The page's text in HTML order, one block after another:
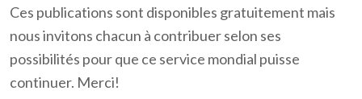
Ces publications sont disponibles gratuitement mais
nous invitons chacun à contribuer selon ses
possibilités pour que ce service mondial puisse
continuer. Merci!